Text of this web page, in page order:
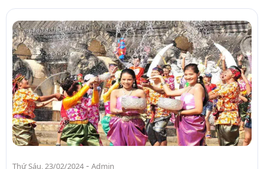
Thứ Sáu, 23/02/2024 - Admin